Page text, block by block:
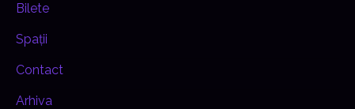
Bilete
Spații
Contact
Arhiva